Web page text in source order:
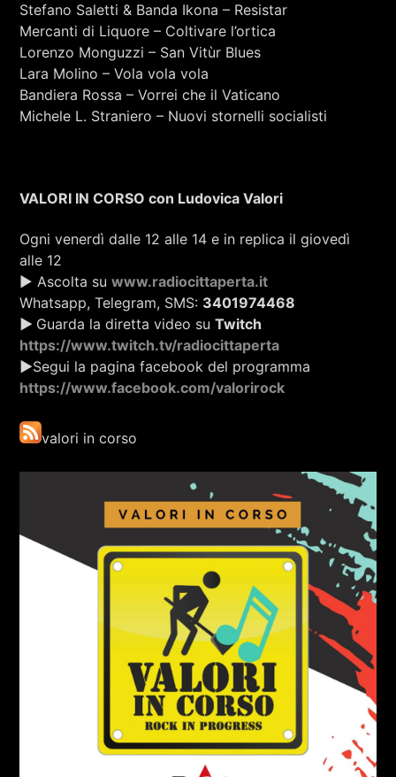
Stefano Saletti & Banda Ikona – Resistar
Mercanti di Liquore – Coltivare l’ortica
Lorenzo Monguzzi – San Vitùr Blues
Lara Molino – Vola vola vola
Bandiera Rossa – Vorrei che il Vaticano
Michele L. Straniero – Nuovi stornelli socialisti
VALORI IN CORSO con Ludovica Valori
Ogni venerdì dalle 12 alle 14 e in replica il giovedì
alle 12
▶ Ascolta suwww.radiocittaperta.it
Whatsapp, Telegram, SMS: 3401974468
▶ Guarda la diretta video suTwitch
https://www.twitch.tv/radiocittaperta
▶Segui la pagina facebook del programma
https://www.facebook.com/valorirock
valori in corso